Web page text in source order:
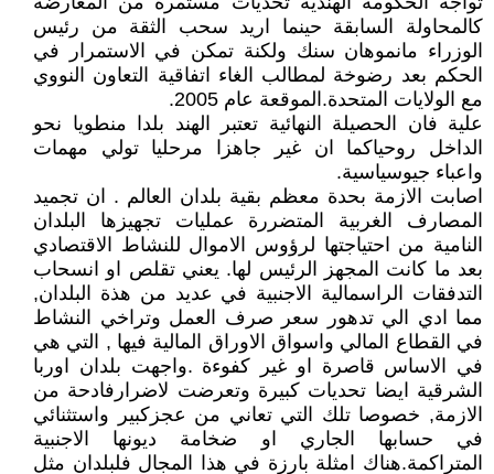
كالمحاولة السابقة حينما اريد سحب الثقة من رئيس
الوزراء مانموهان سنك ولكنة تمكن في الاستمرار في
الحكم بعد رضوخة لمطالب الغاء اتفاقية التعاون النووي
مع الولايات المتحدة.الموقعة عام 2005.
علية فان الحصيلة النهائية تعتبر الهند بلدا منطويا نحو
الداخل روحياكما ان غير جاهزا مرحليا تولي مهمات
واعباء جيوسياسية.
اصابت الازمة بحدة معظم بقية بلدان العالم . ان تجميد
المصارف الغربية المتضررة عمليات تجهيزها البلدان
النامية من احتياجتها لرؤوس الاموال للنشاط الاقتصادي
بعد ما كانت المجهز الرئيس لها. يعني تقلص او انسحاب
التدفقات الراسمالية الاجنبية في عديد من هذة البلدان,
مما ادي الي تدهور سعر صرف العمل وتراخي النشاط
في القطاع المالي واسواق الاوراق المالية فيها , التي هي
في الاساس قاصرة او غير كفوءة .واجهت بلدان اوربا
الشرقية ايضا تحديات كبيرة وتعرضت لاضرارفادحة من
الازمة, خصوصا تلك التي تعاني من عجزكبير واستثنائي
في حسابها الجاري او ضخامة ديونها الاجنبية
المتراكمة.هناك امثلة بارزة في هذا المجال فلبلدان مثل